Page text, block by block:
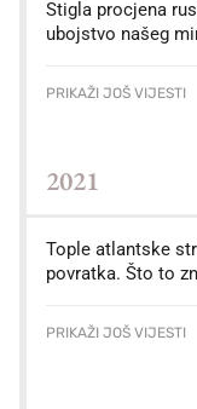
Stigla procjena
ubojstvo našeg
PRIKAŽI JOŠ VIJESTI
2021
Tople atlantske
povratka. Što to
PRIKAŽI JOŠ VIJESTI